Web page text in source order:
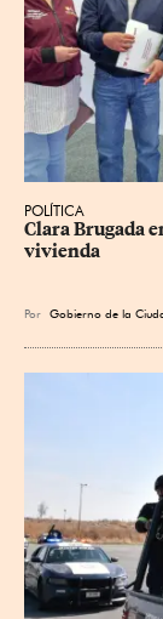
POLÍTICA
Clara Brugada
vivienda
Por Gobierno de la